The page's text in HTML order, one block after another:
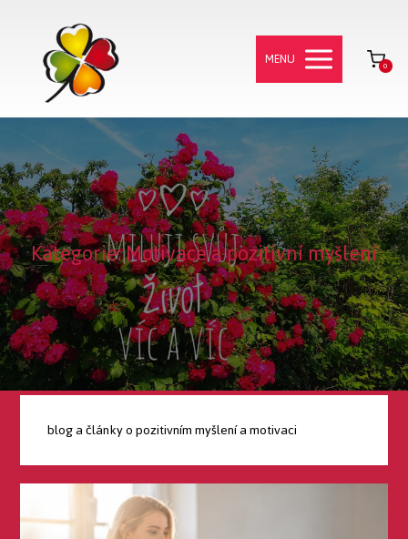
MENU 0
Kategorie: Motivace a pozitivní myšlení
blog a články o pozitivním myšlení a motivaci